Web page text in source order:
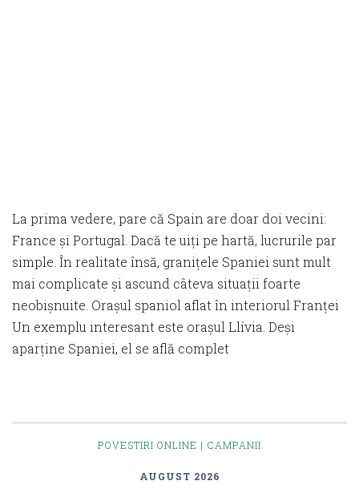
La prima vedere, pare că Spain are doar doi vecini:
France și Portugal. Dacă te uiți pe hartă, lucrurile par
simple. În realitate însă, granițele Spaniei sunt mult
mai complicate și ascund câteva situații foarte
neobișnuite. Orașul spaniol aflat în interiorul Franței
Un exemplu interesant este orașul Llívia. Deși
aparține Spaniei, el se află complet
POVESTIRI ONLINE | CAMPANII
AUGUST 2026